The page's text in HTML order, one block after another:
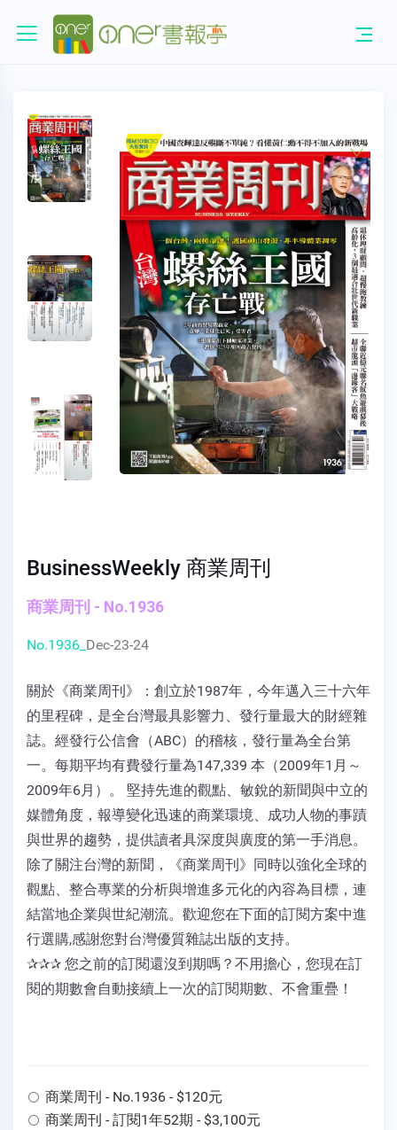
BusinessWeekly 商業周刊
商業周刊 - No.1936
No.1936_ Dec-23-24
關於《商業周刊》：創立於1987年，今年邁入三十六年
的里程碑，是全台灣最具影響力、發行量最大的財經雜
誌。經發行公信會（ABC）的稽核，發行量為全台第
一。每期平均有費發行量為147,339 本（2009年1月～
2009年6月）。 堅持先進的觀點、敏銳的新聞與中立的
媒體角度，報導變化迅速的商業環境、成功人物的事蹟
與世界的趨勢，提供讀者具深度與廣度的第一手消息。
除了關注台灣的新聞，《商業周刊》同時以強化全球的
觀點、整合專業的分析與增進多元化的內容為目標，連
結當地企業與世紀潮流。歡迎您在下面的訂閱方案中進
行選購,感謝您對台灣優質雜誌出版的支持。
✰✰✰ 您之前的訂閱還沒到期嗎？不用擔心，您現在訂
閱的期數會自動接續上一次的訂閱期數、不會重疊！
商業周刊 - No.1936 - $120元
商業周刊 - 訂閱1年52期 - $3,100元